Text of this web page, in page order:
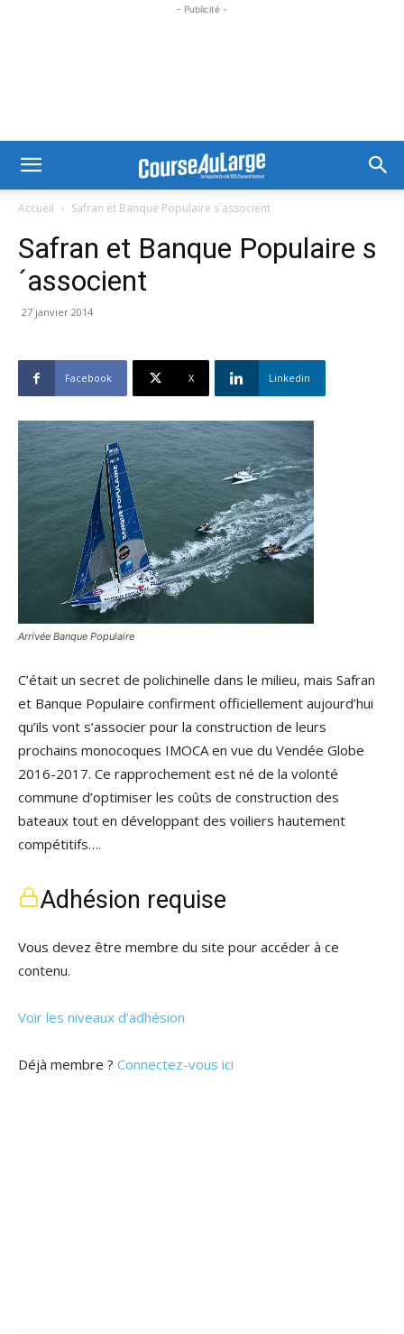
- Publicité -
Accueil Safran et Banque Populaire s´associent
Safran et Banque Populaire s
´associent
27 janvier 2014
Facebook X Linkedin
Arrivée Banque Populaire
C’était un secret de polichinelle dans le milieu, mais Safran
et Banque Populaire confirment officiellement aujourd’hui
qu’ils vont s’associer pour la construction de leurs
prochains monocoques IMOCA en vue du Vendée Globe
2016-2017. Ce rapprochement est né de la volonté
commune d’optimiser les coûts de construction des
bateaux tout en développant des voiliers hautement
compétitifs….
Adhésion requise
Vous devez être membre du site pour accéder à ce
contenu.
Voir les niveaux d’adhésion
Déjà membre ? Connectez-vous ici